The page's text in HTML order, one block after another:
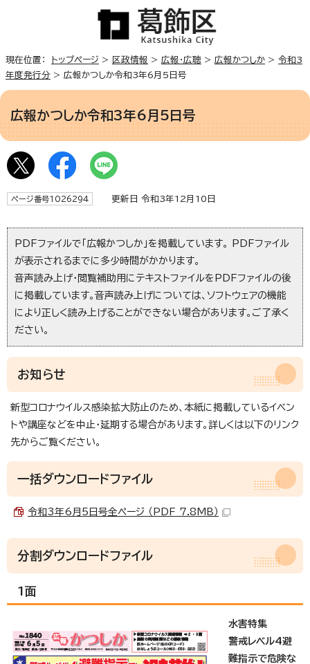
現在位置： トップページ > 区政情報 > 広報・広聴 > 広報かつしか > 令和3
年度発行分 > 広報かつしか令和3年6月5日号
広報かつしか令和3年6月5日号
ページ番号1026294 更新日 令和3年12月10日
PDFファイルで「広報かつしか」を掲載しています。 PDFファイル
が表示されるまでに多少時間がかかります。
音声読み上げ・閲覧補助用にテキストファイルをPDFファイルの後
に掲載しています。音声読み上げについては、ソフトウェアの機能
により正しく読み上げることができない場合があります。ご了承く
ださい。
お知らせ
新型コロナウイルス感染拡大防止のため、本紙に掲載しているイベン
トや講座などを中止・延期する場合があります。詳しくは以下のリンク
先からご覧ください。
一括ダウンロードファイル
令和3年6月5日号全ページ （PDF 7.8MB）
分割ダウンロードファイル
1面
水害特集
警戒レベル4避
難指示で危険な